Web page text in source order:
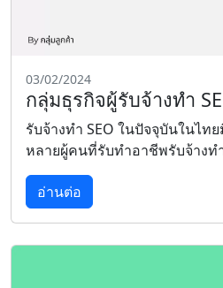
03/02/2024
กลุ่มธุรกิจผู้รับจ้างทำ
รับจ้างทำ SEO ในปัจจุบันในไท
หลายผู้คนที่รับทำอาชีพรับจ้างทำ
อ่านต่อ